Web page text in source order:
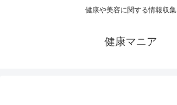
健康や美容に関する情報収集
健康マニア